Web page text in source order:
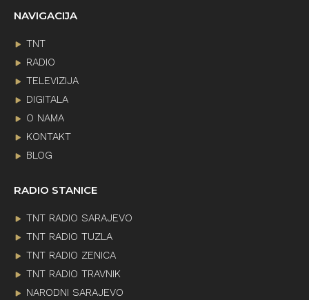
NAVIGACIJA
TNT
RADIO
TELEVIZIJA
DIGITALA
O NAMA
KONTAKT
BLOG
RADIO STANICE
TNT RADIO SARAJEVO
TNT RADIO TUZLA
TNT RADIO ZENICA
TNT RADIO TRAVNIK
NARODNI SARAJEVO